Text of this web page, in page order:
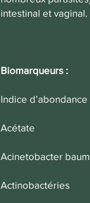
intestinal et vaginal.
Biomarqueurs :
Indice d’abondance
Acétate
Acinetobacter
Actinobactéries